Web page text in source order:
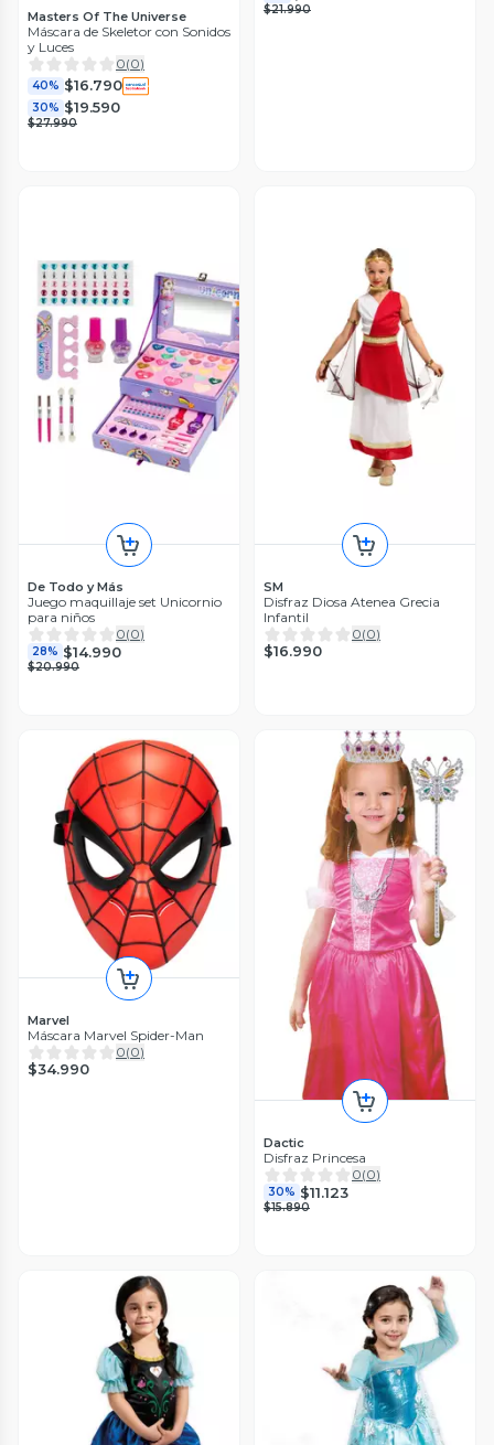
Masters Of The Universe
Máscara de Skeletor con Sonidos
y Luces
0(0)
40% $16.790
30% $19.590
$27.990
$21.990
De Todo y Más
Juego maquillaje set Unicornio
para niños
0(0)
28% $14.990
$20.990
SM
Disfraz Diosa Atenea Grecia
Infantil
0(0)
$16.990
Marvel
Máscara Marvel Spider-Man
0(0)
$34.990
Dactic
Disfraz Princesa
0(0)
30% $11.123
$15.890